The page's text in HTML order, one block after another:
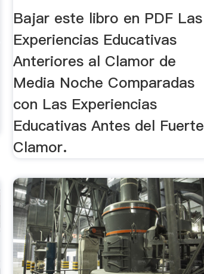
Bajar este libro en PDF Las
Experiencias Educativas
Anteriores al Clamor de
Media Noche Comparadas
con Las Experiencias
Educativas Antes del Fuerte
Clamor.